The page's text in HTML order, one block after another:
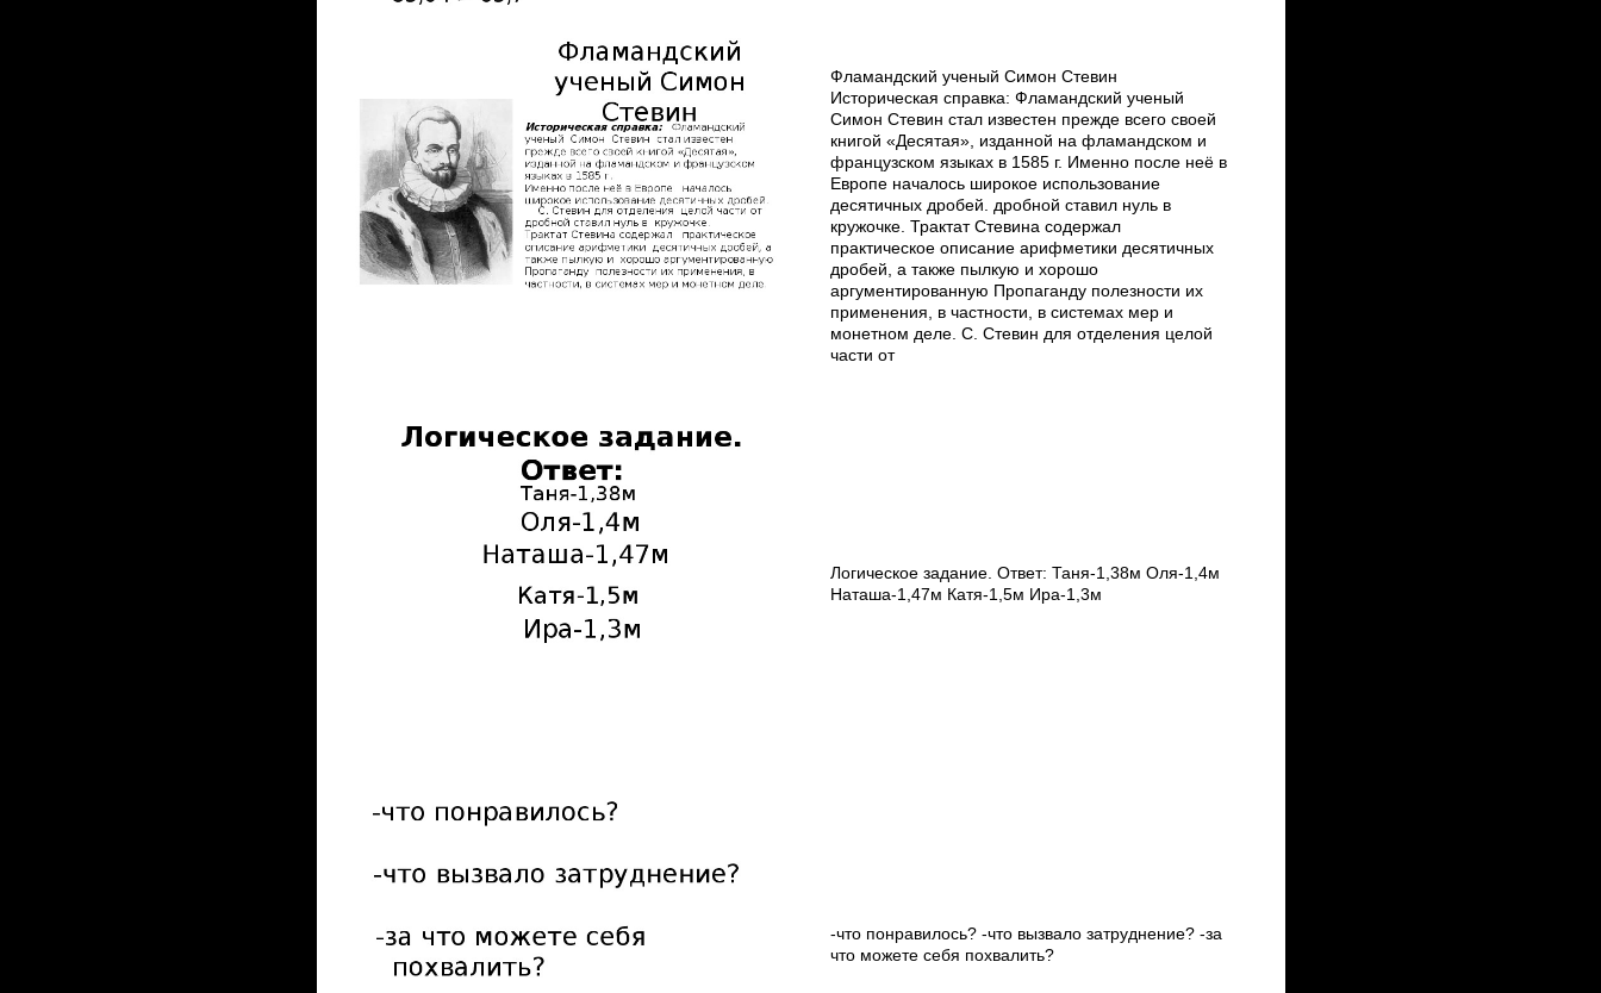
Фламандский ученый Симон Стевин
Историческая справка: Фламандский ученый
Симон Стевин стал известен прежде всего своей
книгой «Десятая», изданной на фламандском и
французском языках в 1585 г. Именно после неё в
Европе началось широкое использование
десятичных дробей. дробной ставил нуль в
кружочке. Трактат Стевина содержал
практическое описание арифметики десятичных
дробей, а также пылкую и хорошо
аргументированную Пропаганду полезности их
применения, в частности, в системах мер и
монетном деле. С. Стевин для отделения целой
части от
Логическое задание. Ответ: Таня-1,38м Оля-1,4м
Наташа-1,47м Катя-1,5м Ира-1,3м
-что понравилось? -что вызвало затруднение? -за
что можете себя похвалить?